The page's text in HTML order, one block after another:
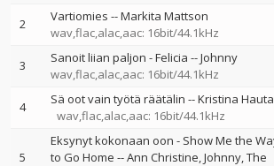
2 Vartiomies --Markita Mattson
wav,flac,alac,aac: 16bit/44.1kHz
3 Sanoit liian paljon - Felicia --Johnny
wav,flac,alac,aac: 16bit/44.1kHz
4 Sä oot vain työtä räätälin --Kristina
wav,flac,alac,aac: 16bit/44.1kHz
5
Eksynyt kokonaan oon - Show Me the
to Go Home --Ann Christine Johnny The